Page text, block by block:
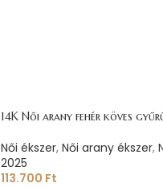
14K Női arany fehér köves
Női ékszer, Női arany ékszer,
2025
113.700 Ft